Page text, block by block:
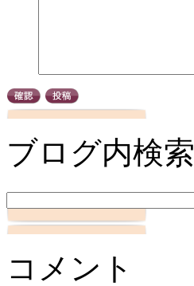
ブログ内検索
コメント